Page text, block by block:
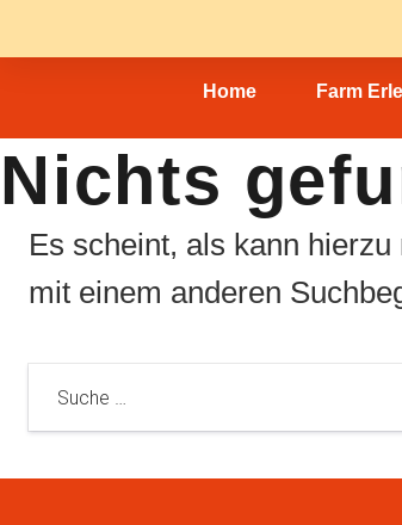
Home Farm
Nichts
Es scheint, als kann
mit einem anderen